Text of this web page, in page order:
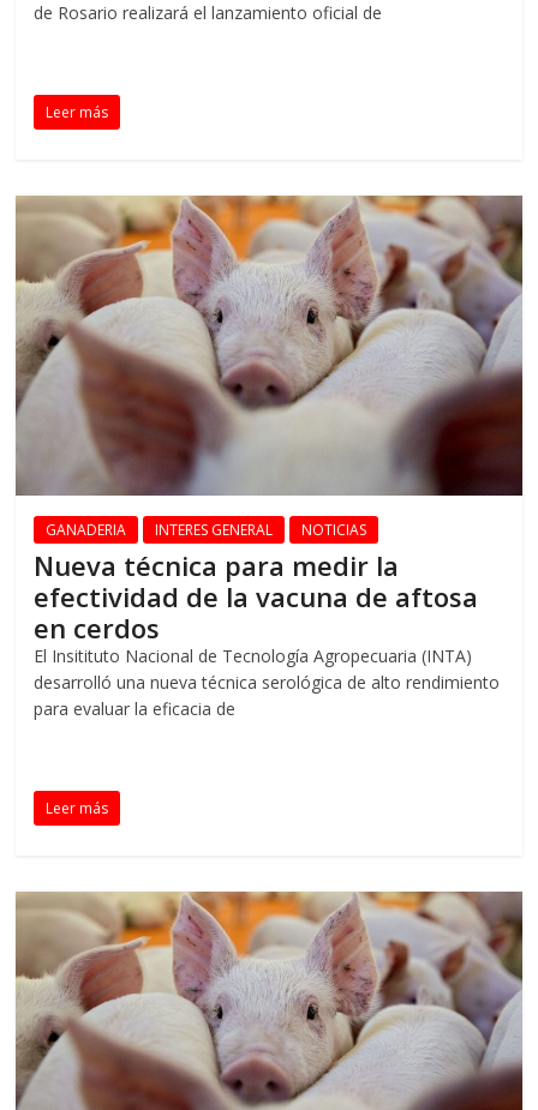
de Rosario realizará el lanzamiento oficial de
Leer más
GANADERIA INTERES GENERAL NOTICIAS
Nueva técnica para medir la
efectividad de la vacuna de aftosa
en cerdos
El Insitituto Nacional de Tecnología Agropecuaria (INTA)
desarrolló una nueva técnica serológica de alto rendimiento
para evaluar la eficacia de
Leer más